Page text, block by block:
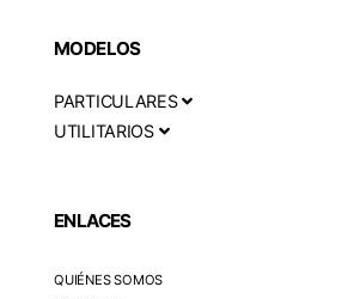
MODELOS
PARTICULARES
UTILITARIOS
ENLACES
QUIÉNES SOMOS